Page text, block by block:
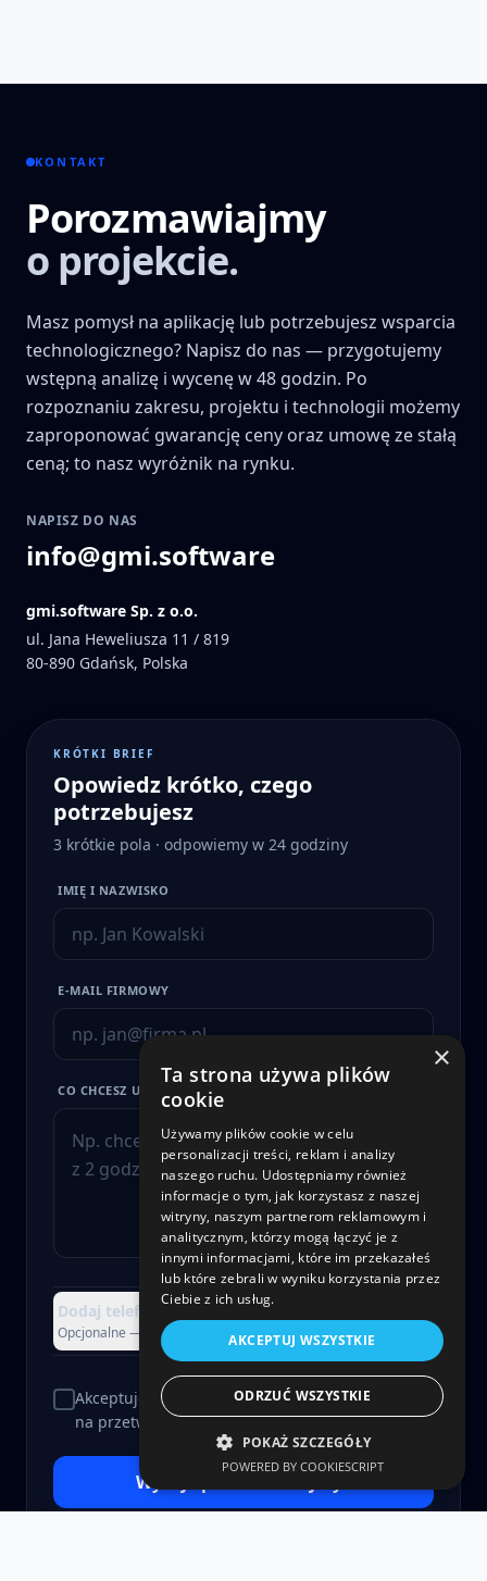
KONTAKT
Porozmawiajmy
o projekcie.
Masz pomysł na aplikację lub potrzebujesz wsparcia
technologicznego? Napisz do nas — przygotujemy
wstępną analizę i wycenę w 48 godzin. Po
rozpoznaniu zakresu, projektu i technologii możemy
zaproponować gwarancję ceny oraz umowę ze stałą
ceną; to nasz wyróżnik na rynku.
NAPISZ DO NAS
info@gmi.software
gmi.software Sp. z o.o.
ul. Jana Heweliusza 11 / 819
80-890 Gdańsk, Polska
KRÓTKI BRIEF
Opowiedz krótko, czego
potrzebujesz
3 krótkie pola · odpowiemy w 24 godziny
IMIĘ I NAZWISKO
E-MAIL FIRMOWY
CO CHCESZ USPRAWNIĆ?
Dodaj telefon, firmę lub załącznik
Opcjonalne — możesz pominąć +
Akceptuję Politykę Prywatności i wyrażam zgodę
na przetwarzanie danych.
Wyślij i porozmawiajmy
×
Ta strona używa plików
cookie
Używamy plików cookie w celu
personalizacji treści, reklam i analizy
naszego ruchu. Udostępniamy również
informacje o tym, jak korzystasz z naszej
witryny, naszym partnerom reklamowym i
analitycznym, którzy mogą łączyć je z
innymi informacjami, które im przekazałeś
lub które zebrali w wyniku korzystania przez
Ciebie z ich usług.
AKCEPTUJ WSZYSTKIE
ODRZUĆ WSZYSTKIE
POKAŻ SZCZEGÓŁY
POWERED BY COOKIESCRIPT